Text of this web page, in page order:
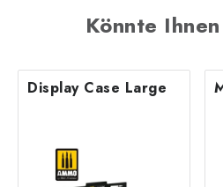
Könnte
Display Case Large